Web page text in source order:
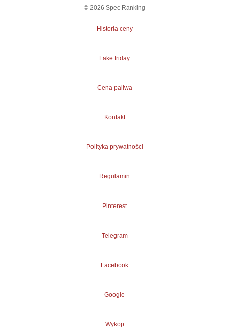
© 2026 Spec Ranking
Historia ceny
Fake friday
Cena paliwa
Kontakt
Polityka prywatności
Regulamin
Pinterest
Telegram
Facebook
Google
Wykop